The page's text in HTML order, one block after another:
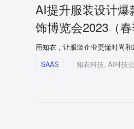
AI提升服装设计
饰博览会2023（春
用知衣，让服装企业更懂时尚
SAAS